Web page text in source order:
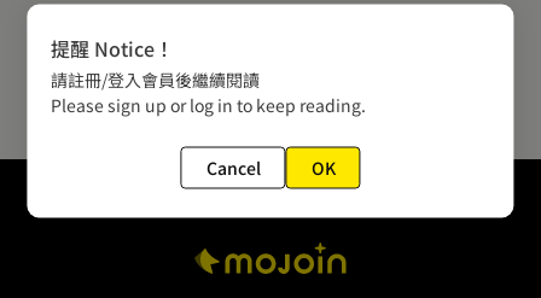
提醒 Notice！
請註冊/登入會員後繼續閱讀
Please sign up or log in to keep reading.
Cancel OK